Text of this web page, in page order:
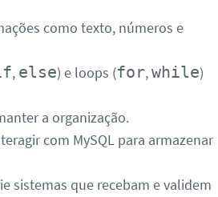
como texto, números e
, else) e loops (for,while)
a organização.
com MySQL para armazenar
sistemas que recebam e validem